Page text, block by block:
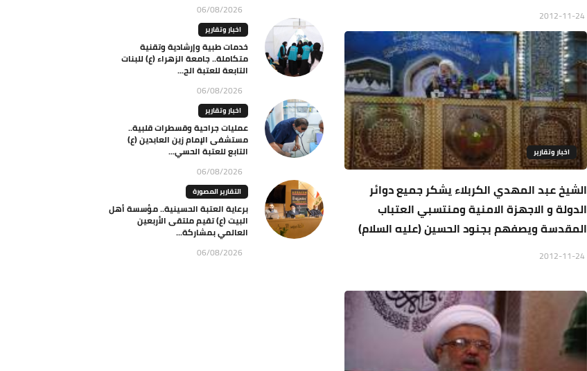
اخبار وتقارير
الشيخ عبد المهدي الكربلاء يشكر جميع دوائر
الدولة و الاجهزة الامنية ومنتسبي العتباب
المقدسة ويصفهم بجنود الحسين (عليه السلام)
06/08/2026
اخبار وتقارير
خدمات طبية وإرشادية وتقنية
متكاملة.. جامعة الزهراء (ع) للبنات
التابعة للعتبة الح...
06/08/2026
اخبار وتقارير
عمليات جراحية وقسطرات قلبية..
مستشفى الإمام زين العابدين (ع)
التابع للعتبة الحسي...
06/08/2026
التقارير المصورة
برعاية العتبة الحسينية.. مؤسسة أهل
البيت (ع) تقيم ملتقى الأربعين
العالمي بمشاركة...
06/08/2026